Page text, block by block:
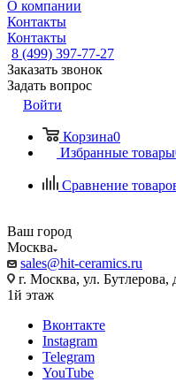
О компании
Контакты
Контакты
8 (499) 397-77-27
Заказать звонок
Задать вопрос
Войти
Корзина0
Избранные товары
Сравнение
Ваш город
Москва
sales@hit-ceramics.ru
г. Москва, ул.
1й этаж
Вконтакте
Instagram
Telegram
YouTube